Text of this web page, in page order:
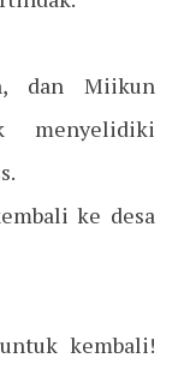
dan Miikun
menyelidiki
ke desa
kembali!